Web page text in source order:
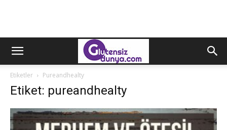
Etiketler Pureandhealty
Etiket: pureandhealty